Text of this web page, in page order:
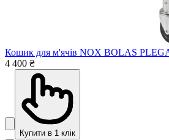
Кошик для м'ячів NOX BOLAS
4 400 ₴
Купити в 1 клік